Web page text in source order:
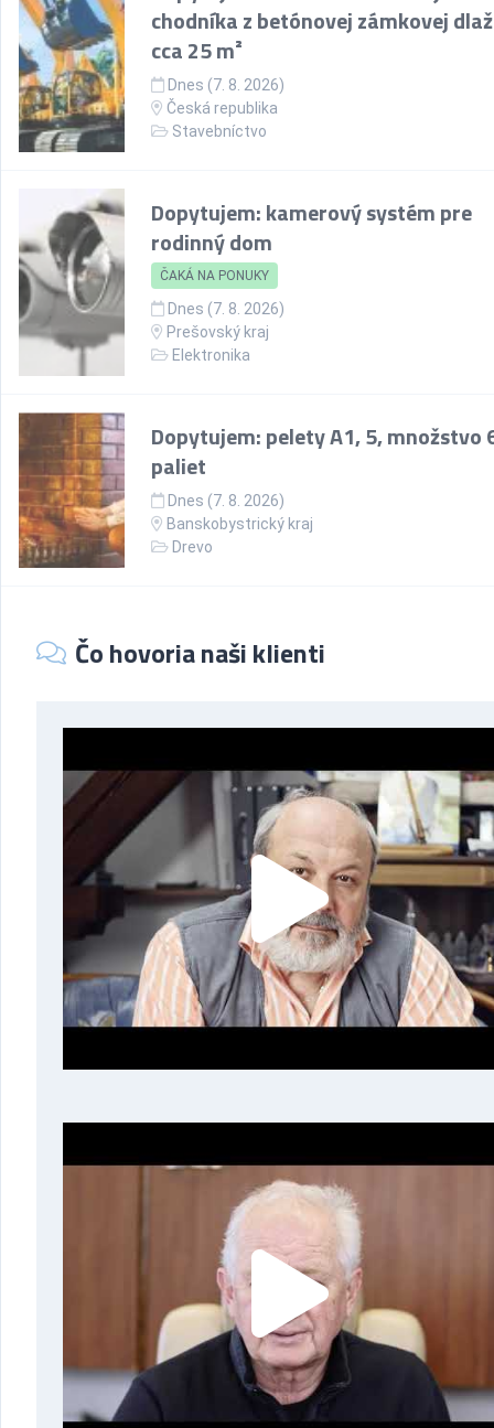
chodníka z betónovej zámkovej
cca 25 m²
Dnes (7. 8. 2026)
Česká republika
Stavebníctvo
Dopytujem: kamerový systém pre
rodinný dom
ČAKÁ NA PONUKY
Dnes (7. 8. 2026)
Prešovský kraj
Elektronika
Dopytujem: pelety A1, 5, množstvo
paliet
Dnes (7. 8. 2026)
Banskobystrický kraj
Drevo
Čo hovoria naši klienti